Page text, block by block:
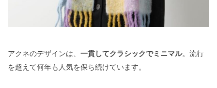
アクネのデザインは、 一貫してクラシックでミニマル。流行
を超えて何年も人気を保ち続けています。